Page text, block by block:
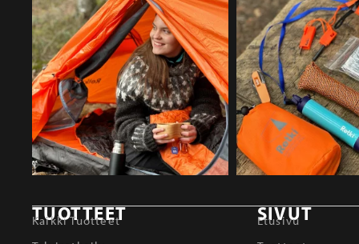
TUOTTEET
Kaikki Tuotteet
SIVUT
Etusivu